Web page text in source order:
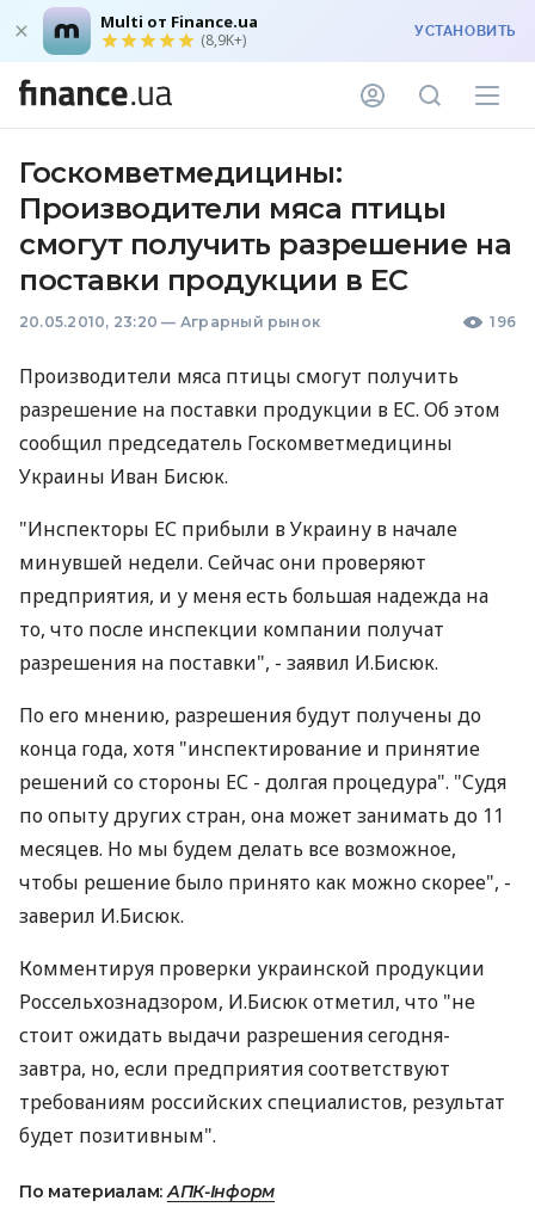
Multi от Finance.ua
(8,9K+) УСТАНОВИТЬ
Госкомветмедицины:
Производители мяса птицы
смогут получить разрешение на
поставки продукции в ЕС
20.05.2010, 23:20 — Аграрный рынок 196
Производители мяса птицы смогут получить
разрешение на поставки продукции в ЕС. Об этом
сообщил председатель Госкомветмедицины
Украины Иван Бисюк.
"Инспекторы ЕС прибыли в Украину в начале
минувшей недели. Сейчас они проверяют
предприятия, и у меня есть большая надежда на
то, что после инспекции компании получат
разрешения на поставки", - заявил И.Бисюк.
По его мнению, разрешения будут получены до
конца года, хотя "инспектирование и принятие
решений со стороны ЕС - долгая процедура". "Судя
по опыту других стран, она может занимать до 11
месяцев. Но мы будем делать все возможное,
чтобы решение было принято как можно скорее", -
заверил И.Бисюк.
Комментируя проверки украинской продукции
Россельхознадзором, И.Бисюк отметил, что "не
стоит ожидать выдачи разрешения сегодня-
завтра, но, если предприятия соответствуют
требованиям российских специалистов, результат
будет позитивным".
По материалам:АПК-Інформ